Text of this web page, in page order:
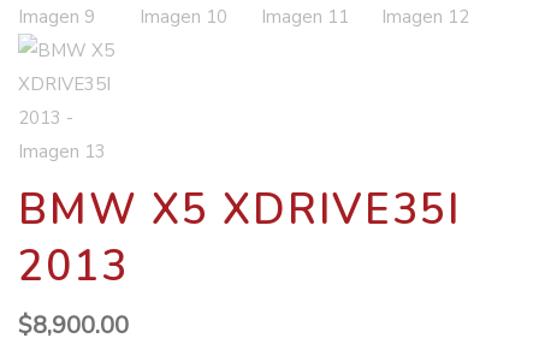
BMW X5 XDRIVE35I
2013
$8,900.00